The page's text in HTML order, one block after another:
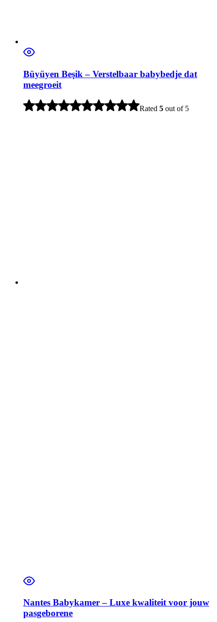
Büyüyen Beşik – Verstelbaar babybedje dat
meegroeit
Rated 5 out of 5
Nantes Babykamer – Luxe kwaliteit voor jouw
pasgeborene